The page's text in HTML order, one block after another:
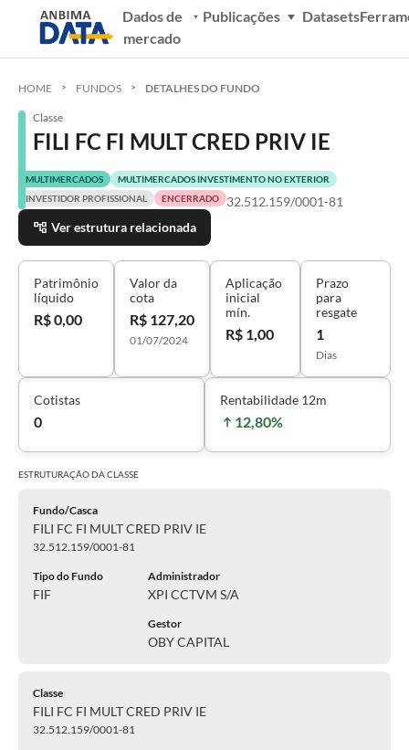
Dados de
mercado
Publicações Datasets
HOME FUNDOS DETALHES DO FUNDO
Classe
FILI FC FI MULT CRED PRIV IE
MULTIMERCADOS
MULTIMERCADOS INVESTIMENTO NO EXTERIOR
INVESTIDOR PROFISSIONAL
ENCERRADO
32.512.159/0001-81
Ver estrutura relacionada
Patrimônio
líquido
R$ 0,00
Valor da
cota
R$ 127,20
01/07/2024
Aplicação
inicial
mín.
R$ 1,00
Prazo
para
resgate
1
Dias
Cotistas
0
Rentabilidade 12m
12,80%
ESTRUTURAÇÃO DACLASSE
Fundo/Casca
FILI FC FI MULT CRED PRIV IE
32.512.159/0001-81
Tipo do Fundo
FIF
Administrador
XPI CCTVM S/A
Gestor
OBY CAPITAL
Classe
FILI FC FI MULT CRED PRIV IE
32.512.159/0001-81